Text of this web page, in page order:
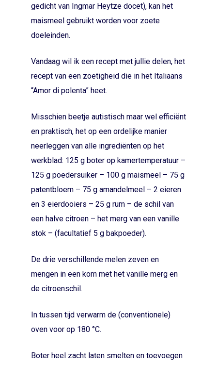
gedicht van Ingmar Heytze docet), kan het
maismeel gebruikt worden voor zoete
doeleinden.
Vandaag wil ik een recept met jullie delen, het
recept van een zoetigheid die in het Italiaans
“Amor di polenta” heet.
Misschien beetje autistisch maar wel efficiënt
en praktisch, het op een ordelijke manier
neerleggen van alle ingrediënten op het
werkblad: 125 g boter op kamertemperatuur –
125 g poedersuiker – 100 g maismeel – 75 g
patentbloem – 75 g amandelmeel – 2 eieren
en 3 eierdooiers – 25 g rum – de schil van
een halve citroen – het merg van een vanille
stok – (facultatief 5 g bakpoeder).
De drie verschillende melen zeven en
mengen in een kom met het vanille merg en
de citroenschil.
In tussen tijd verwarm de (conventionele)
oven voor op 180 °C.
Boter heel zacht laten smelten en toevoegen